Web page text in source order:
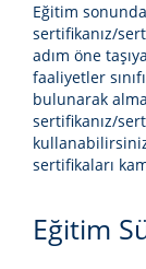
Eğitim
sertifikanız/
adım öne
faaliyetler
bulunarak
sertifikanız/
sertifikaları
Eğitim